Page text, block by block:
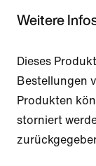
Weitere
Dieses
Bestellungen
Produkten
storniert